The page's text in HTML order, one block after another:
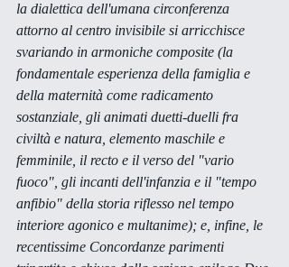
la dialettica dell'umana circonferenza
attorno al centro invisibile si arricchisce
svariando in armoniche composite (la
fondamentale esperienza della famiglia e
della maternità come radicamento
sostanziale, gli animati duetti-duelli fra
civiltà e natura, elemento maschile e
femminile, il recto e il verso del "vario
fuoco", gli incanti dell'infanzia e il "tempo
anfibio" della storia riflesso nel tempo
interiore agonico e multanime); e, infine, le
recentissime Concordanze parimenti